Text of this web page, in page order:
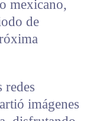
mexicano,
de
redes
imágenes